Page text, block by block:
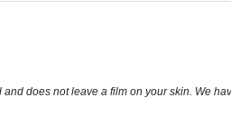
does not leave a film on your skin. We